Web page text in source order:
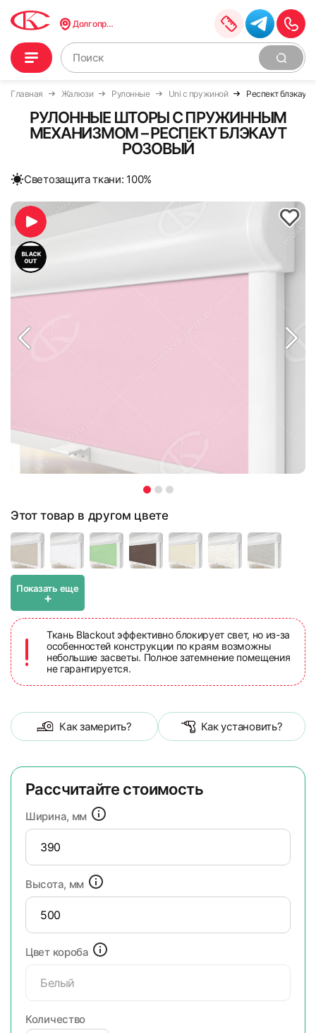
Долгопрудный
Главная Жалюзи Рулонные Uni с пружиной Респект блэкаут
РУЛОННЫЕ ШТОРЫ С ПРУЖИННЫМ
МЕХАНИЗМОМ – РЕСПЕКТ БЛЭКАУТ
РОЗОВЫЙ
Cветозащита ткани: 100%
Этот товар в другом цвете
Показать еще
+
Ткань Blackout эффективно блокирует свет, но из-за
особенностей конструкции по краям возможны
небольшие засветы. Полное затемнение помещения
не гарантируется.
Как замерить? Как установить?
Рассчитайте стоимость
Ширина, мм
Высота, мм
Цвет короба
Белый
Количество